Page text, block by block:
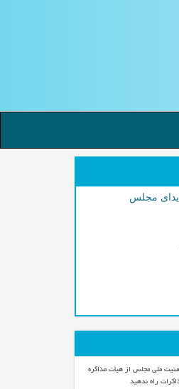
مجلس
ملی مجلس از هیأت مذاکره
راه ندهید